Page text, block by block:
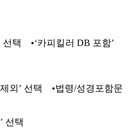
선택 •‘카피킬러 DB 포함’
외’ 선택 •법령/성경포함문
선택